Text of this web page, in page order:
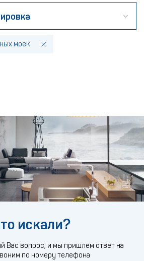
моек
искали?
Вас вопрос, и мы пришлем ответ на
по номеру телефона